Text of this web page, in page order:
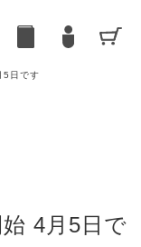
5日です
4月5日で